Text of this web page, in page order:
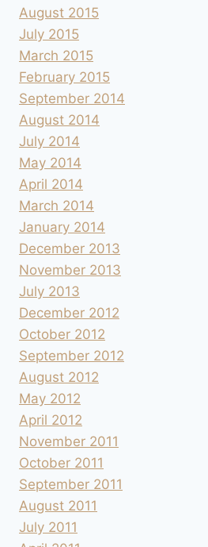
August 2015
July 2015
March 2015
February 2015
September 2014
August 2014
July 2014
May 2014
April 2014
March 2014
January 2014
December 2013
November 2013
July 2013
December 2012
October 2012
September 2012
August 2012
May 2012
April 2012
November 2011
October 2011
September 2011
August 2011
July 2011